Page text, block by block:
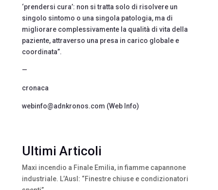
‘prendersi cura’: non si tratta solo di risolvere un
singolo sintomo o una singola patologia, ma di
migliorare complessivamente la qualità di vita della
paziente, attraverso una presa in carico globale e
coordinata”.
—
cronaca
webinfo@adnkronos.com (Web Info)
Ultimi Articoli
Maxi incendio a Finale Emilia, in fiamme capannone
industriale. L’Ausl: “Finestre chiuse e condizionatori